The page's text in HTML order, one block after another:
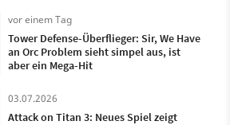
vor einem Tag
Tower Defense-Überflieger: Sir, We Have
an Orc Problem sieht simpel aus, ist
aber ein Mega-Hit
03.07.2026
Attack on Titan 3: Neues Spiel zeigt